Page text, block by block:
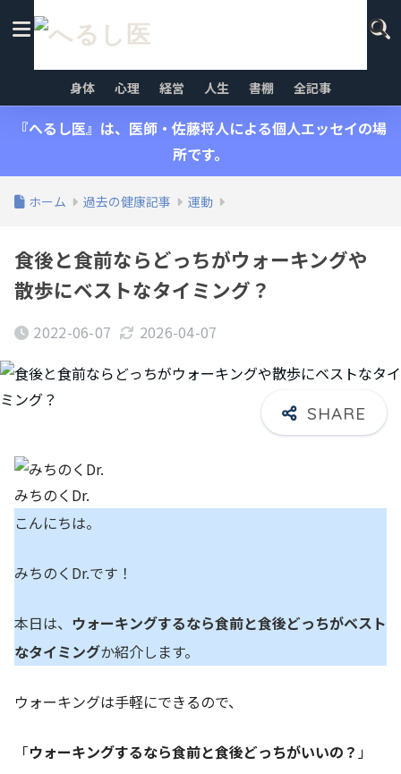
身体 心理 経営 人生 書棚 全記事
『へるし医』は、医師・佐藤将人による個人エッセイの場
所です。
ホーム 過去の健康記事 運動
食後と食前ならどっちがウォーキングや
散歩にベストなタイミング？
2022-06-07 2026-04-07
みちのくDr.
こんにちは。
みちのくDr.です！
本日は、 ウォーキングするなら食前と食後どっちがベスト
なタイミングか紹介します。
ウォーキングは手軽にできるので、
「ウォーキングするなら食前と食後どっちがいいの？ 」